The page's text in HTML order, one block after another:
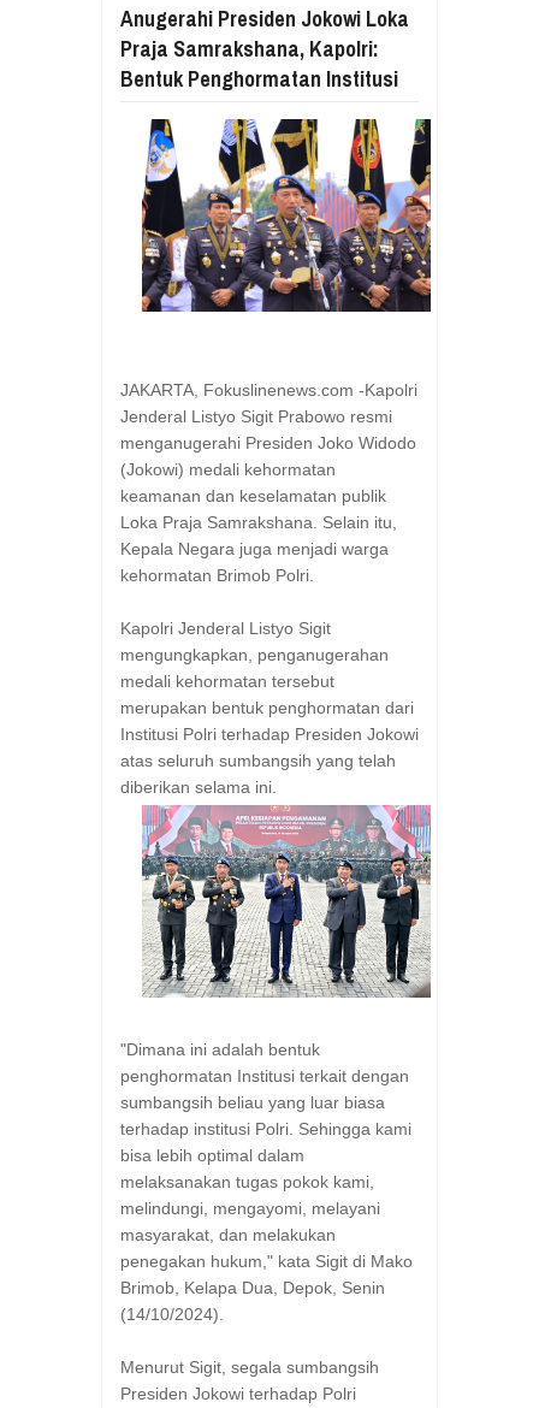
GUBERNUR YULIUS BAWAKAN
Aug 05, 2026
RESES DI SMK NEGERI 1
Aug 04, 2026
GERAK CEPAT PEMPROV SULUT
Aug 04, 2026
RESES IRENE GOLDA PINONTOAN
Aug 04, 2026
RESES II DPRD SULUT, ROYKE
Aug 03, 2026
RESES II 2026, EUGENIE MANTIRI
Anugerahi Presiden Jokowi Loka
Praja Samrakshana, Kapolri:
Bentuk Penghormatan Institusi
JAKARTA, Fokuslinenews.com -Kapolri
Jenderal Listyo Sigit Prabowo resmi
menganugerahi Presiden Joko Widodo
(Jokowi) medali kehormatan
keamanan dan keselamatan publik
Loka Praja Samrakshana. Selain itu,
Kepala Negara juga menjadi warga
kehormatan Brimob Polri.
Kapolri Jenderal Listyo Sigit
mengungkapkan, penganugerahan
medali kehormatan tersebut
merupakan bentuk penghormatan dari
Institusi Polri terhadap Presiden Jokowi
atas seluruh sumbangsih yang telah
diberikan selama ini.
"Dimana ini adalah bentuk
penghormatan Institusi terkait dengan
sumbangsih beliau yang luar biasa
terhadap institusi Polri. Sehingga kami
bisa lebih optimal dalam
melaksanakan tugas pokok kami,
melindungi, mengayomi, melayani
masyarakat, dan melakukan
penegakan hukum," kata Sigit di Mako
Brimob, Kelapa Dua, Depok, Senin
(14/10/2024).
Menurut Sigit, segala sumbangsih
Presiden Jokowi terhadap Polri